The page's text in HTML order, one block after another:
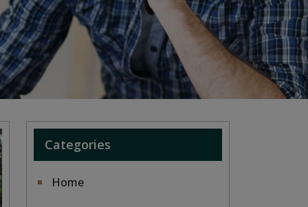
Categories
Home